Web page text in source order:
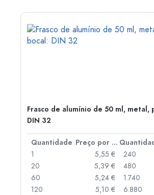
Frasco de alumínio de 50 ml, metal,
DIN 32
Quantidade Preço por peça
1
5,55 €
20
5,39 €
60
5,24 €
120
5,10 €
240
480
1.740
6.880